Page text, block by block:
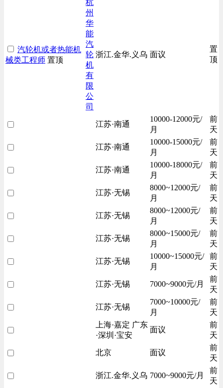
汽轮机或者热能机
械类工程师 置顶
杭
州
华
能
汽
轮
机
有
限
公
司
浙江.金华.义乌 面议
置
顶
江苏·南通
10000-12000元/
月
前
天
江苏·南通
10000-15000元/
月
前
天
江苏·南通
10000-18000元/
月
前
天
江苏·无锡
8000~12000元/
月
前
天
江苏·无锡
8000~12000元/
月
前
天
江苏·无锡
8000~15000元/
月
前
天
江苏·无锡
10000~15000元/
月
前
天
江苏·无锡 7000~9000元/月
前
天
江苏·无锡
7000~10000元/
月
前
天
上海·嘉定 广东
·深圳·宝安
面议
前
天
北京 面议
前
天
浙江.金华.义乌 7000~9000元/月
前
天